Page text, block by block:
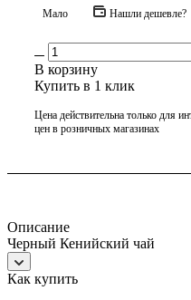
Мало Нашли дешевле?
В корзину
Купить в 1 клик
Цена действительна только для
цен в розничных магазинах
Описание
Черный Кенийский чай
Как купить